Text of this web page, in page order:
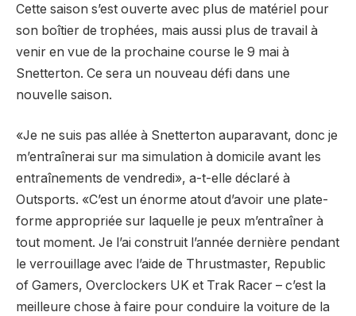
Cette saison s’est ouverte avec plus de matériel pour
son boîtier de trophées, mais aussi plus de travail à
venir en vue de la prochaine course le 9 mai à
Snetterton. Ce sera un nouveau défi dans une
nouvelle saison.
«Je ne suis pas allée à Snetterton auparavant, donc je
m’entraînerai sur ma simulation à domicile avant les
entraînements de vendredi», a-t-elle déclaré à
Outsports. «C’est un énorme atout d’avoir une plate-
forme appropriée sur laquelle je peux m’entraîner à
tout moment. Je l’ai construit l’année dernière pendant
le verrouillage avec l’aide de Thrustmaster, Republic
of Gamers, Overclockers UK et Trak Racer – c’est la
meilleure chose à faire pour conduire la voiture de la